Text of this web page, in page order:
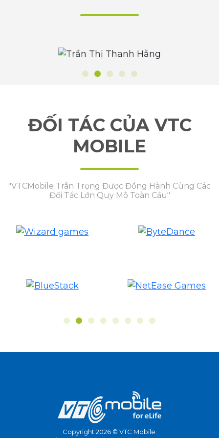
ĐỐI TÁC CỦA VTC
MOBILE
"VTCMobile Trân Trọng Được Đồng Hành Cùng Các
Đối Tác Lớn Quy Mô Toàn Cầu"
Copyright 2026 © VTC Mobile.